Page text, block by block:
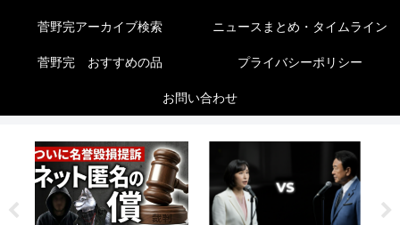
菅野完アーカイブ検索 ニュースまとめ・タイムライン
菅野完 おすすめの品 プライバシーポリシー
お問い合わせ